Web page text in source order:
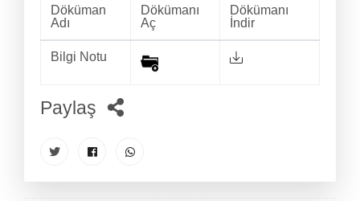
Döküman
Adı
Dökümanı
Aç
Dökümanı
İndir
Bilgi Notu
Paylaş